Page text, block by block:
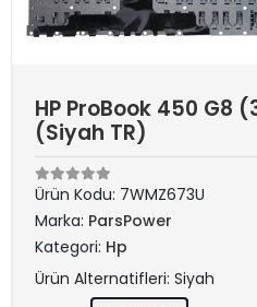
HP ProBook 450 G8
(Siyah TR)
Ürün Kodu: 7WMZ673U
Marka: ParsPower
Kategori: Hp
Ürün Alternatifleri: Siyah